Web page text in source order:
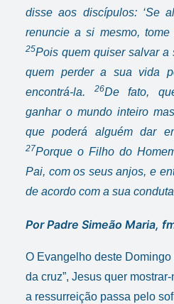
disse aos discípulos: ‘Se
renuncie a si mesmo,
25Pois quem quiser salvar
quem perder a sua vida
encontrá-la.
26De fato,
ganhar o mundo inteiro
que poderá alguém dar
27Porque o Filho do
Pai, com os seus anjos, e
de acordo com a sua
Por Padre Simeão Maria,
O Evangelho deste Domingo
da cruz”, Jesus quer
a ressurreição passa pelo